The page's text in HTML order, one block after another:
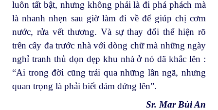
luôn tất bật, nhưng không phải là đi phá phách mà
là nhanh nhẹn sau giờ làm đi về để giúp chị cơm
nước, rửa vết thương. Và sự thay đổi thể hiện rõ
trên cây đa trước nhà với dòng chữ mà những ngày
nghỉ tranh thủ dọn dẹp khu nhà ở nó đã khắc lên :
“Ai trong đời cũng trải qua những lần ngã, nhưng
quan trọng là phải biết dám đứng lên”.
Sr. Mar Bùi An